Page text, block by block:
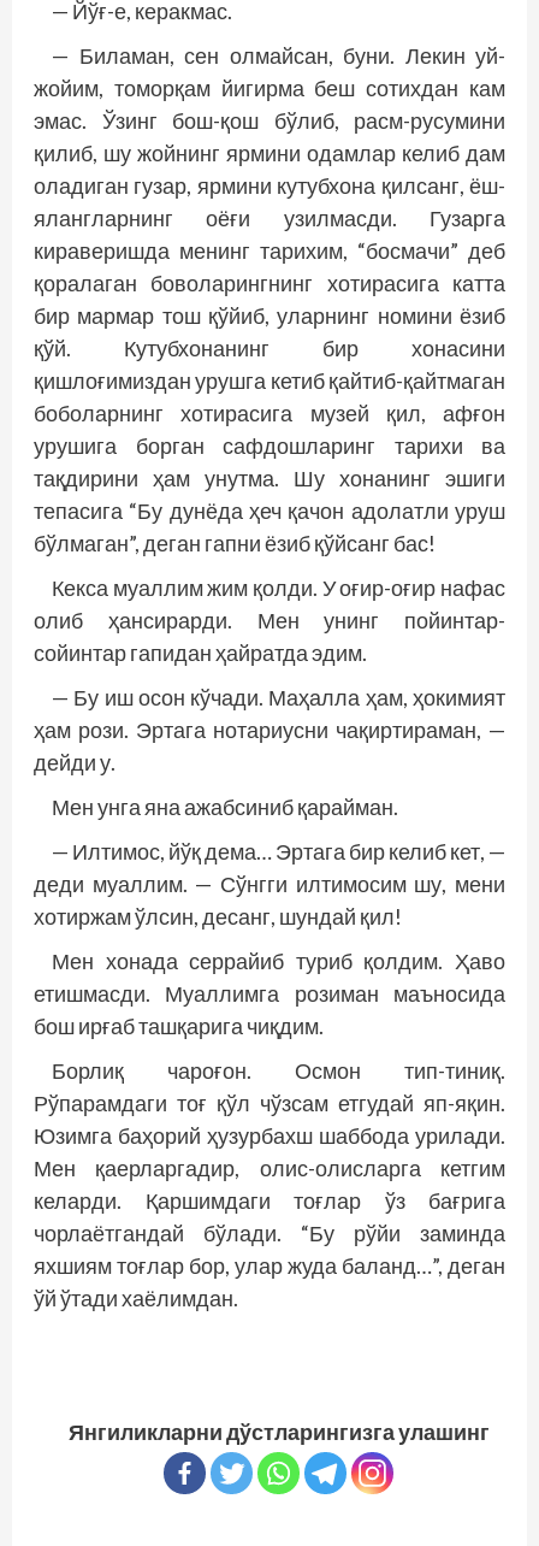
— Йўғ-е, керакмас.
— Биламан, сен олмайсан, буни. Лекин уй-
жойим, томорқам йигирма беш сотихдан кам
эмас. Ўзинг бош-қош бўлиб, расм-русумини
қилиб, шу жойнинг ярмини одамлар келиб дам
оладиган гузар, ярмини кутубхона қилсанг, ёш-
ялангларнинг оёғи узилмасди. Гузарга
кираверишда менинг тарихим, “босмачи” деб
қоралаган боволарингнинг хотирасига катта
бир мармар тош қўйиб, уларнинг номини ёзиб
қўй. Кутубхонанинг бир хонасини
қишлоғимиздан урушга кетиб қайтиб-қайтмаган
боболарнинг хотирасига музей қил, афғон
урушига борган сафдошларинг тарихи ва
тақдирини ҳам унутма. Шу хонанинг эшиги
тепасига “Бу дунёда ҳеч қачон адолатли уруш
бўлмаган”, деган гапни ёзиб қўйсанг бас!
Кекса муаллим жим қолди. У оғир-оғир нафас
олиб ҳансирарди. Мен унинг пойинтар-
сойинтар гапидан ҳайратда эдим.
— Бу иш осон кўчади. Маҳалла ҳам, ҳокимият
ҳам рози. Эртага нотариусни чақиртираман, —
дейди у.
Мен унга яна ажабсиниб қарайман.
— Илтимос, йўқ дема… Эртага бир келиб кет, —
деди муаллим. — Сўнгги илтимосим шу, мени
хотиржам ўлсин, десанг, шундай қил!
Мен хонада серрайиб туриб қолдим. Ҳаво
етишмасди. Муаллимга розиман маъносида
бош ирғаб ташқарига чиқдим.
Борлиқ чароғон. Осмон тип-тиниқ.
Рўпарамдаги тоғ қўл чўзсам етгудай яп-яқин.
Юзимга баҳорий ҳузурбахш шаббода урилади.
Мен қаерларгадир, олис-олисларга кетгим
келарди. Қаршимдаги тоғлар ўз бағрига
чорлаётгандай бўлади. “Бу рўйи заминда
яхшиям тоғлар бор, улар жуда баланд…”, деган
ўй ўтади хаёлимдан.
Янгиликларни дўстларингизга улашинг